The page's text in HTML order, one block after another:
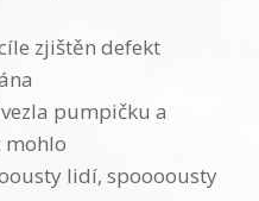
zjištěn defekt
pumpičku a
mohlo
lidí, spoooousty